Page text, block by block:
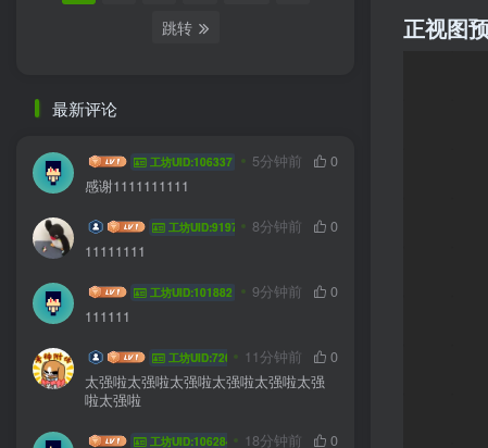
跳转
最新评论
做冬天的访客工坊UID:106337 5分钟前
0
感谢1111111111
喀喀喀回应 工坊UID:91972 8分钟前
0
11111111
zys666 工坊UID:101882 9分钟前
0
111111
GCVYJUHB工坊UID:72682 11分钟前
0
太强啦太强啦太强啦太强啦太强啦太强
啦太强啦
wuasuu 工坊UID:106284 18分钟前 0
正视图